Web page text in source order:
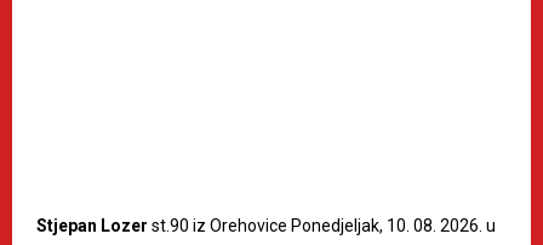
Stjepan Lozer st.90 iz Orehovice Ponedjeljak, 10. 08. 2026. u